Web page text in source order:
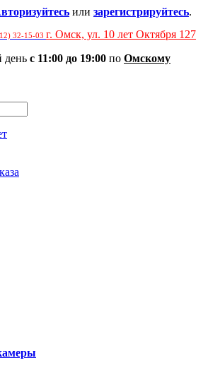
или зарегистрируйтесь.
32-15-03 г. Омск, ул. 10 лет Октября 127
день с 11:00 до 19:00 по Омскому